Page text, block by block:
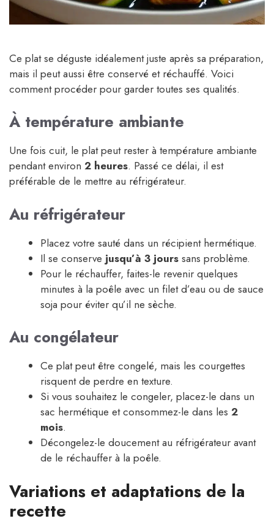
Ce plat se déguste idéalement juste après sa préparation,
mais il peut aussi être conservé et réchauffé. Voici
comment procéder pour garder toutes ses qualités.
À température ambiante
Une fois cuit, le plat peut rester à température ambiante
pendant environ 2 heures. Passé ce délai, il est
préférable de le mettre au réfrigérateur.
Au réfrigérateur
Placez votre sauté dans un récipient hermétique.
Il se conserve jusqu’à 3 jours sans problème.
Pour le réchauffer, faites-le revenir quelques
minutes à la poêle avec un filet d’eau ou de sauce
soja pour éviter qu’il ne sèche.
Au congélateur
Ce plat peut être congelé, mais les courgettes
risquent de perdre en texture.
Si vous souhaitez le congeler, placez-le dans un
sac hermétique et consommez-le dans les 2
mois.
Décongelez-le doucement au réfrigérateur avant
de le réchauffer à la poêle.
Variations et adaptations de la
recette